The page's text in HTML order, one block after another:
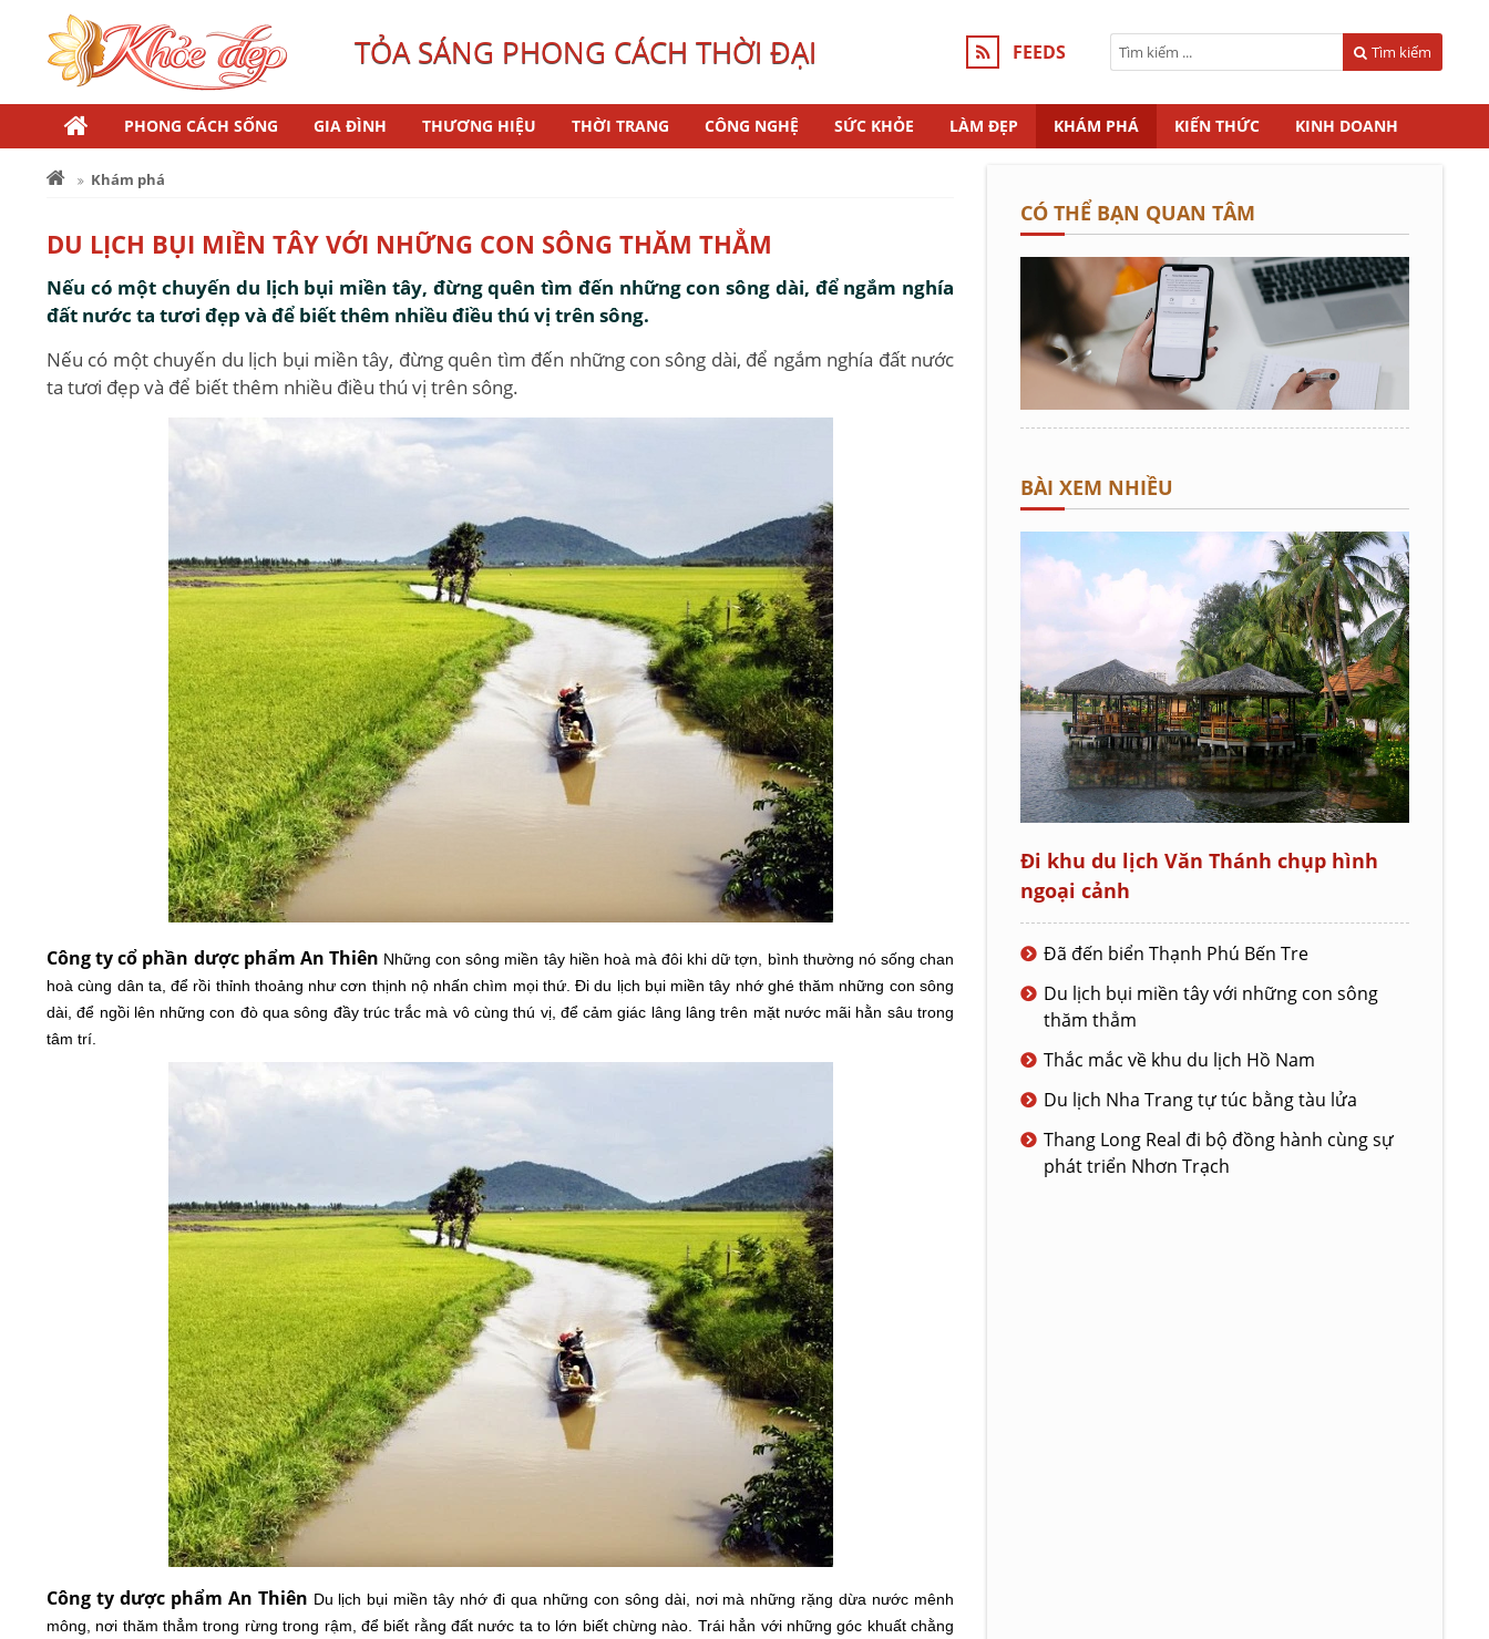
TỎA SÁNG PHONG CÁCH THỜI ĐẠI FEEDS Tìm kiếm
PHONG CÁCH SỐNG GIA ĐÌNH THƯƠNG HIỆU THỜI TRANG CÔNG NGHỆ SỨC KHỎE LÀM ĐẸP KHÁM PHÁ KIẾN THỨC KINH DOANH
Khám phá
DU LỊCH BỤI MIỀN TÂY VỚI NHỮNG CON SÔNG THĂM THẲM
Nếu có một chuyến du lịch bụi miền tây, đừng quên tìm đến những con sông dài, để ngắm nghía
đất nước ta tươi đẹp và để biết thêm nhiều điều thú vị trên sông.
Nếu có một chuyến du lịch bụi miền tây, đừng quên tìm đến những con sông dài, để ngắm nghía đất nước
ta tươi đẹp và để biết thêm nhiều điều thú vị trên sông.
Công ty cổ phần dược phẩm An Thiên Những con sông miền tây hiền hoà mà đôi khi dữ tợn, bình thường nó sống chan
hoà cùng dân ta, để rồi thỉnh thoảng như cơn thịnh nộ nhấn chìm mọi thứ. Đi du lịch bụi miền tây nhớ ghé thăm những con sông
dài, để ngồi lên những con đò qua sông đầy trúc trắc mà vô cùng thú vị, để cảm giác lâng lâng trên mặt nước mãi hằn sâu trong
tâm trí.
Công ty dược phẩm An Thiên Du lịch bụi miền tây nhớ đi qua những con sông dài, nơi mà những rặng dừa nước mênh
mông, nơi thăm thẳm trong rừng trong rậm, để biết rằng đất nước ta to lớn biết chừng nào. Trái hẳn với những góc khuất chằng
CÓ THỂ BẠN QUAN TÂM
BÀI XEM NHIỀU
Đi khu du lịch Văn Thánh chụp hình
ngoại cảnh
Đã đến biển Thạnh Phú Bến Tre
Du lịch bụi miền tây với những con sông
thăm thẳm
Thắc mắc về khu du lịch Hồ Nam
Du lịch Nha Trang tự túc bằng tàu lửa
Thang Long Real đi bộ đồng hành cùng sự
phát triển Nhơn Trạch